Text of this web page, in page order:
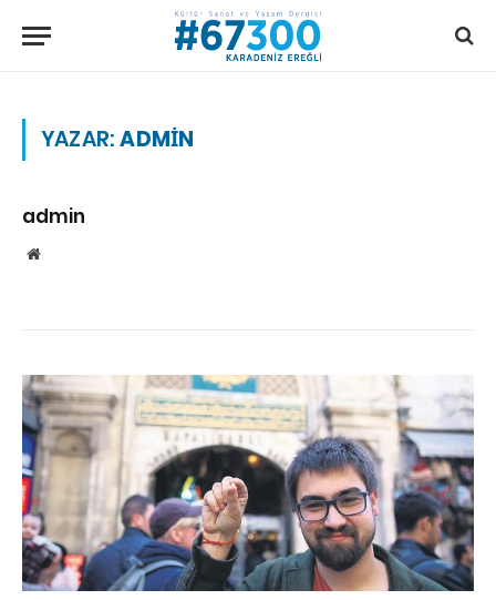
YAZAR:ADMIN
admin
Website